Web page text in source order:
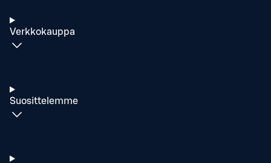
Verkkokauppa
Suosittelemme